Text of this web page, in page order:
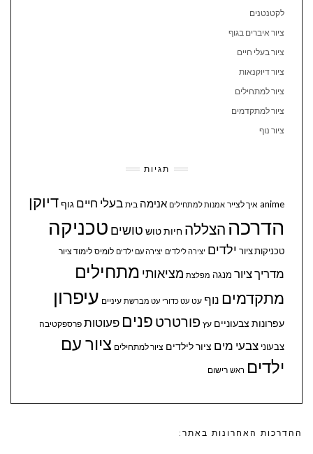
לקטנטנים
ציור איברים בגוף
ציור בעלי חיים
ציור דיוקנאות
ציור למתחילים
ציור למתקדמים
ציור נוף
תגיות
anime איך לצייר אמנות למתחילים אנימה בית בעלי חיים גוףדיוקן
הדרכה הצללה חיותטוש טושים טכניקה
טכניקות ציור ילדים יצירה לילדים יצירה עם ילדים לומיס לימוד ציור
מדריך ציור מנגה מפלצת מציאותי מתחילים
מתקדמים נוף עט עט כדורי עט מברשת עיניים עיפרון
עפרונות צבעוניים עץ פורטרט פנים פעוטות פרספקטיבה
צבעוני צבעי מים ציור לילדים ציור למתחילים ציור עם
ילדים ראש רישום
ההדרכות האחרונות באתר: